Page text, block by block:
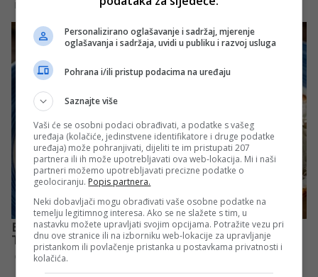
Personalizirano oglašavanje i sadržaj, mjerenje
oglašavanja i sadržaja, uvidi u publiku i razvoj usluga
Pohrana i/ili pristup podacima na uređaju
Saznajte više
Vaši će se osobni podaci obrađivati, a podatke s vašeg
uređaja (kolačiće, jedinstvene identifikatore i druge podatke
uređaja) može pohranjivati, dijeliti te im pristupati 207
partnera ili ih može upotrebljavati ova web-lokacija. Mi i naši
partneri možemo upotrebljavati precizne podatke o
geolociranju. Popis partnera.
Neki dobavljači mogu obrađivati vaše osobne podatke na
temelju legitimnog interesa. Ako se ne slažete s tim, u
nastavku možete upravljati svojim opcijama. Potražite vezu pri
dnu ove stranice ili na izborniku web-lokacije za upravljanje
pristankom ili povlačenje pristanka u postavkama privatnosti i
kolačića.